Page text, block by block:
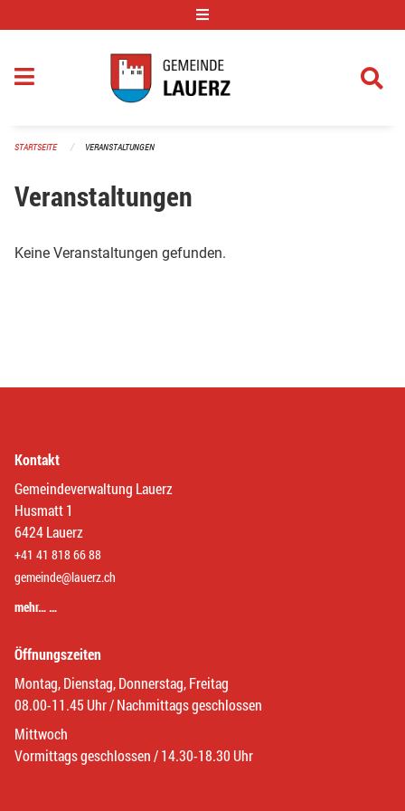
STARTSEITE VERANSTALTUNGEN
Veranstaltungen
Keine Veranstaltungen gefunden.
Kontakt
Gemeindeverwaltung Lauerz
Husmatt 1
6424 Lauerz
+41 41 818 66 88
gemeinde@lauerz.ch
mehr… …
Öffnungszeiten
Montag, Dienstag, Donnerstag, Freitag
08.00-11.45 Uhr / Nachmittags geschlossen
Mittwoch
Vormittags geschlossen / 14.30-18.30 Uhr